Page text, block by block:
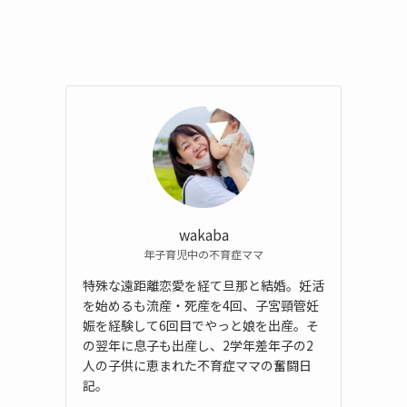
wakaba
年子育児中の不育症ママ
特殊な遠距離恋愛を経て旦那と結婚。妊活
を始めるも流産・死産を4回、子宮頸管妊
娠を経験して6回目でやっと娘を出産。そ
の翌年に息子も出産し、2学年差年子の2
人の子供に恵まれた不育症ママの奮闘日
記。